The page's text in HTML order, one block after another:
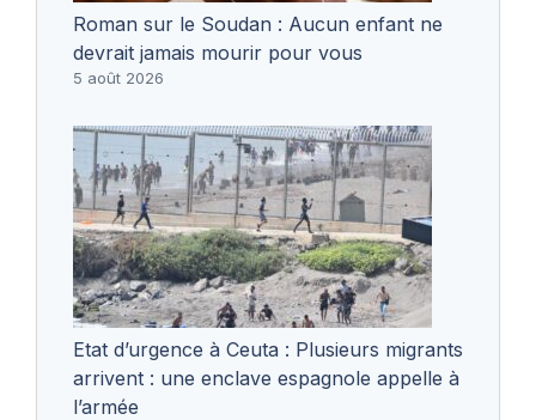
Roman sur le Soudan : Aucun enfant ne
devrait jamais mourir pour vous
5 août 2026
Etat d’urgence à Ceuta : Plusieurs migrants
arrivent : une enclave espagnole appelle à
l’armée